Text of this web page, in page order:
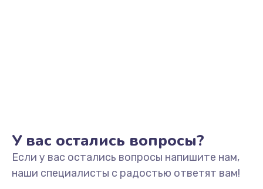
Замена аккумулятора
620 руб.
У вас остались вопросы?
Если у вас остались вопросы напишите нам,
наши специалисты с радостью ответят вам!